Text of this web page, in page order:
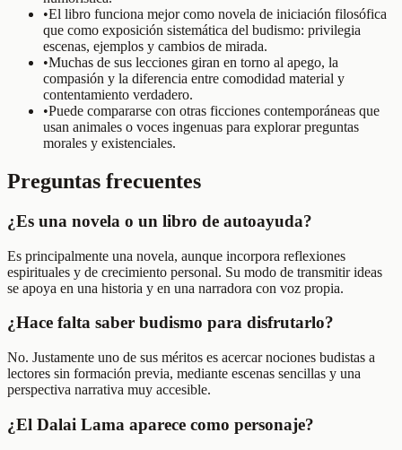
•El libro funciona mejor como novela de iniciación filosófica
que como exposición sistemática del budismo: privilegia
escenas, ejemplos y cambios de mirada.
•Muchas de sus lecciones giran en torno al apego, la
compasión y la diferencia entre comodidad material y
contentamiento verdadero.
•Puede compararse con otras ficciones contemporáneas que
usan animales o voces ingenuas para explorar preguntas
morales y existenciales.
Preguntas frecuentes
¿Es una novela o un libro de autoayuda?
Es principalmente una novela, aunque incorpora reflexiones
espirituales y de crecimiento personal. Su modo de transmitir ideas
se apoya en una historia y en una narradora con voz propia.
¿Hace falta saber budismo para disfrutarlo?
No. Justamente uno de sus méritos es acercar nociones budistas a
lectores sin formación previa, mediante escenas sencillas y una
perspectiva narrativa muy accesible.
¿El Dalai Lama aparece como personaje?